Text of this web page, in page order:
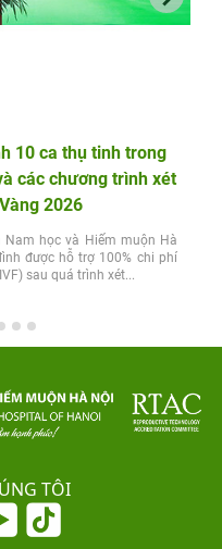
10 ca thụ tinh trong
các chương trình xét
2026
Nam học và Hiếm muộn Hà
được hỗ trợ 100% chi phí
sau quá trình xét...
TÔI